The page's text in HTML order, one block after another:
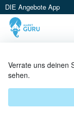
DIE Angebote App
Verrate uns deinen
sehen.
&